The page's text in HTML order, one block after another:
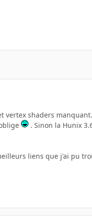
shaders
. Sinon la Hunix
liens que j'ai pu